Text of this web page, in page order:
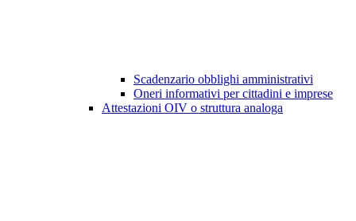
Scadenzario obblighi amministrativi
Oneri informativi per cittadini e imprese
Attestazioni OIV o struttura analoga